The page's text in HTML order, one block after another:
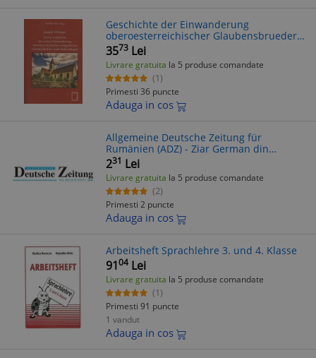
Geschichte der Einwanderung
oberoesterreichischer Glaubensbrueder
nach Siebenbuergen - Mathias Beer
(Carte Germana)
3573 Lei
Livrare gratuita la 5 produse comandate
(1)
Primesti 36 puncte
Adauga in cos
Allgemeine Deutsche Zeitung für
Rumänien (ADZ) - Ziar German din
România, Publicație Zilnică Independentă
231 Lei
Livrare gratuita la 5 produse comandate
(2)
Primesti 2 puncte
Adauga in cos
Arbeitsheft Sprachlehre 3. und 4. Klasse
9104 Lei
Livrare gratuita la 5 produse comandate
(1)
Primesti 91 puncte
1 vandut
Adauga in cos